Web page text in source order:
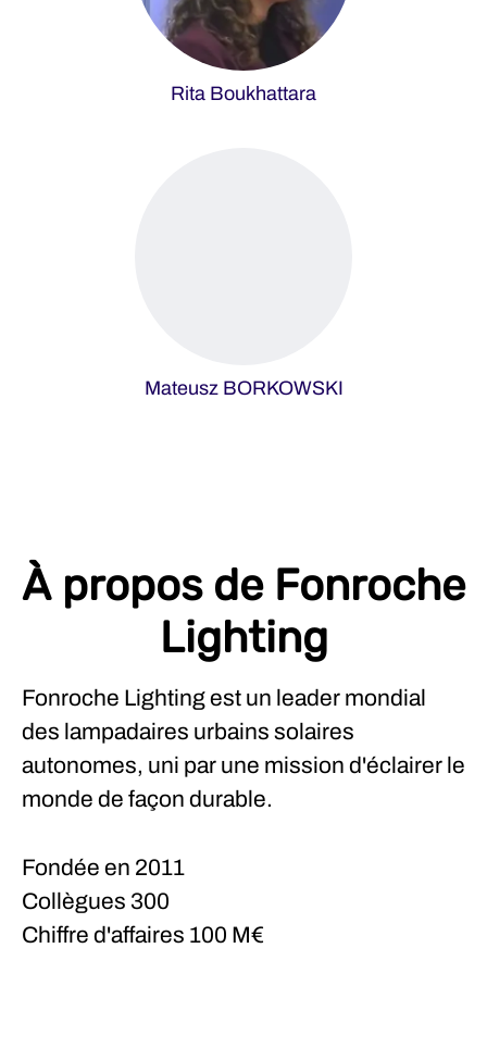
Rita Boukhattara
Mateusz BORKOWSKI
À propos de Fonroche
Lighting
Fonroche Lighting est un leader mondial
des lampadaires urbains solaires
autonomes, uni par une mission d'éclairer le
monde de façon durable.
Fondée en 2011
Collègues 300
Chiffre d'affaires 100 M€